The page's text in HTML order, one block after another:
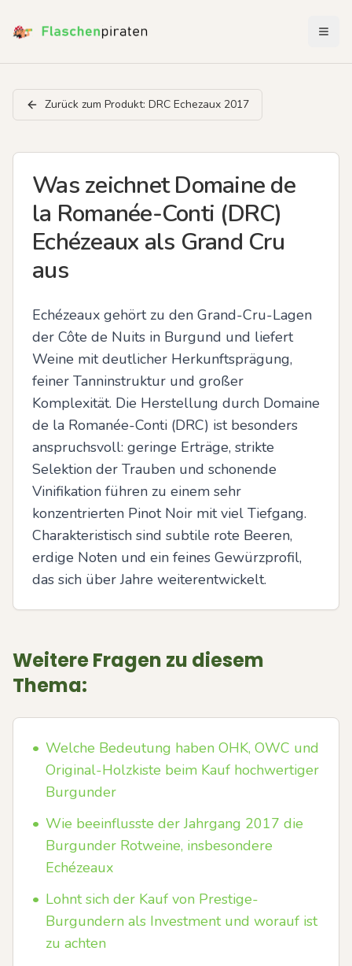
Zurück zum Produkt: DRC Echezaux 2017
Was zeichnet Domaine de
la Romanée-Conti (DRC)
Echézeaux als Grand Cru
aus
Echézeaux gehört zu den Grand-Cru-Lagen
der Côte de Nuits in Burgund und liefert
Weine mit deutlicher Herkunftsprägung,
feiner Tanninstruktur und großer
Komplexität. Die Herstellung durch Domaine
de la Romanée-Conti (DRC) ist besonders
anspruchsvoll: geringe Erträge, strikte
Selektion der Trauben und schonende
Vinifikation führen zu einem sehr
konzentrierten Pinot Noir mit viel Tiefgang.
Charakteristisch sind subtile rote Beeren,
erdige Noten und ein feines Gewürzprofil,
das sich über Jahre weiterentwickelt.
Weitere Fragen zu diesem
Thema:
• Welche Bedeutung haben OHK, OWC und
Original-Holzkiste beim Kauf hochwertiger
Burgunder
• Wie beeinflusste der Jahrgang 2017 die
Burgunder Rotweine, insbesondere
Echézeaux
• Lohnt sich der Kauf von Prestige-
Burgundern als Investment und worauf ist
zu achten